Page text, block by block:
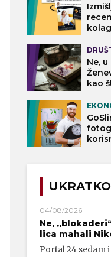
Ne,
kao
UKRATKO
04/08/2026
Ne,
lica mahali
Portal 24